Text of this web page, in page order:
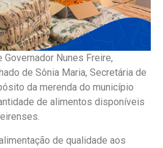
Nunes Freire,
de Sônia Maria, Secretária de
da merenda do município
de alimentos disponíveis
de qualidade aos